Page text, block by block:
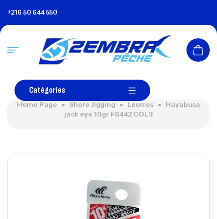
+216 50 644 550
Catégories
Home Page Shore Jigging Leurres
Hayabusa
jack eye 10gr FS442 COL3